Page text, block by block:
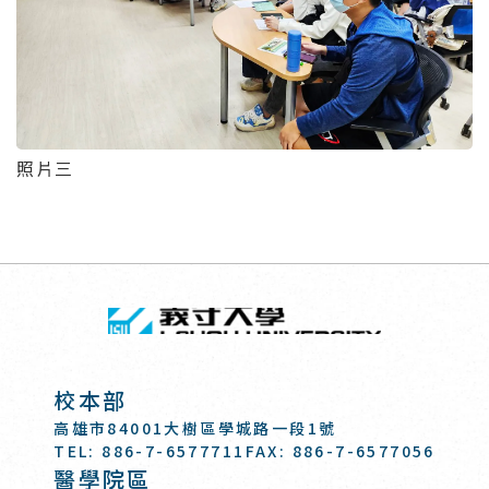
照片三
回頂端
校本部
高雄市84001大樹區學城路一段1號
TEL: 886-7-6577711 FAX: 886-7-6577056
醫學院區